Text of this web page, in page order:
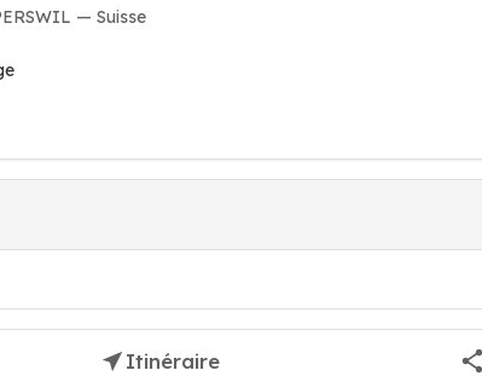
— Suisse
Itinéraire